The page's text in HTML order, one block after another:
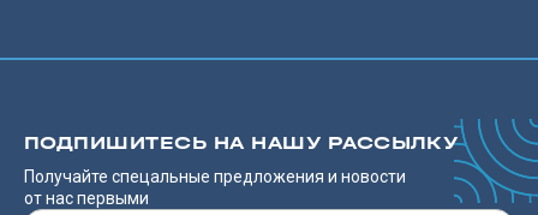
ПОДПИШИТЕСЬ НА НАШУ РАССЫЛКУ
Получайте спецальные предложения и новости
от нас первыми